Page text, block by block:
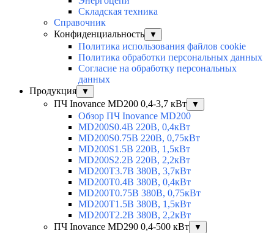
Складская техника
Справочник
Конфиденциальность
▼
Политика использования файлов cookie
Политика обработки персональных данных
Согласие на обработку персональных
данных
Продукция
▼
ПЧ Inovance MD200 0,4-3,7 кВт ▼
Обзор ПЧ Inovance MD200
MD200S0.4B 220В, 0,4кВт
MD200S0.75B 220В, 0,75кВт
MD200S1.5B 220В, 1,5кВт
MD200S2.2B 220В, 2,2кВт
MD200T3.7B 380В, 3,7кВт
MD200T0.4B 380В, 0,4кВт
MD200T0.75B 380В, 0,75кВт
MD200T1.5B 380В, 1,5кВт
MD200T2.2B 380В, 2,2кВт
ПЧ Inovance MD290 0,4-500 кВт
▼